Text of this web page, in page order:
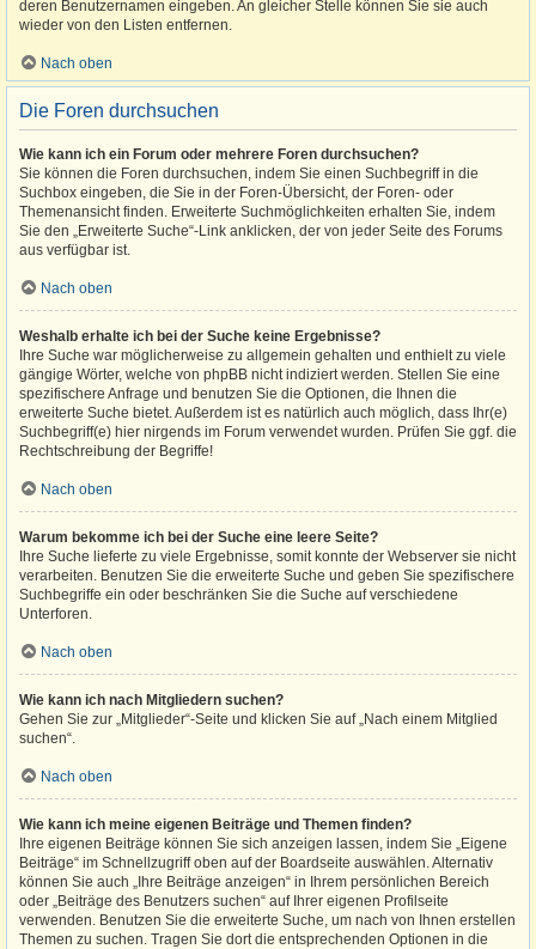
deren Benutzernamen eingeben. An gleicher Stelle können Sie sie auch
wieder von den Listen entfernen.
Nach oben
Die Foren durchsuchen
Wie kann ich ein Forum oder mehrere Foren durchsuchen?
Sie können die Foren durchsuchen, indem Sie einen Suchbegriff in die
Suchbox eingeben, die Sie in der Foren-Übersicht, der Foren- oder
Themenansicht finden. Erweiterte Suchmöglichkeiten erhalten Sie, indem
Sie den „Erweiterte Suche“-Link anklicken, der von jeder Seite des Forums
aus verfügbar ist.
Nach oben
Weshalb erhalte ich bei der Suche keine Ergebnisse?
Ihre Suche war möglicherweise zu allgemein gehalten und enthielt zu viele
gängige Wörter, welche von phpBB nicht indiziert werden. Stellen Sie eine
spezifischere Anfrage und benutzen Sie die Optionen, die Ihnen die
erweiterte Suche bietet. Außerdem ist es natürlich auch möglich, dass Ihr(e)
Suchbegriff(e) hier nirgends im Forum verwendet wurden. Prüfen Sie ggf. die
Rechtschreibung der Begriffe!
Nach oben
Warum bekomme ich bei der Suche eine leere Seite?
Ihre Suche lieferte zu viele Ergebnisse, somit konnte der Webserver sie nicht
verarbeiten. Benutzen Sie die erweiterte Suche und geben Sie spezifischere
Suchbegriffe ein oder beschränken Sie die Suche auf verschiedene
Unterforen.
Nach oben
Wie kann ich nach Mitgliedern suchen?
Gehen Sie zur „Mitglieder“-Seite und klicken Sie auf „Nach einem Mitglied
suchen“.
Nach oben
Wie kann ich meine eigenen Beiträge und Themen finden?
Ihre eigenen Beiträge können Sie sich anzeigen lassen, indem Sie „Eigene
Beiträge“ im Schnellzugriff oben auf der Boardseite auswählen. Alternativ
können Sie auch „Ihre Beiträge anzeigen“ in Ihrem persönlichen Bereich
oder „Beiträge des Benutzers suchen“ auf Ihrer eigenen Profilseite
verwenden. Benutzen Sie die erweiterte Suche, um nach von Ihnen erstellen
Themen zu suchen. Tragen Sie dort die entsprechenden Optionen in die